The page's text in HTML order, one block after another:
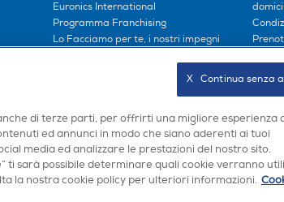
Euronics International
Programma Franchising
Lo Facciamo per te, i nostri impegni
Retail Media
Ronics: agente AI
di terze parti, per offrirti una migliore esperienza
ed annunci in modo che siano aderenti ai tuoi
media ed analizzare le prestazioni del nostro sito.
ti sarà possibile determinare quali cookie verranno
la nostra cookie policy per ulteriori informazioni.
X   Continua senza